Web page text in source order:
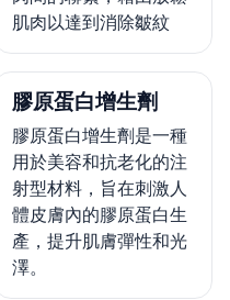
肌肉以達到消除皺紋
膠原蛋白增生劑
膠原蛋白增生劑是一種
用於美容和抗老化的注
射型材料，旨在刺激人
體皮膚內的膠原蛋白生
產，提升肌膚彈性和光
澤。